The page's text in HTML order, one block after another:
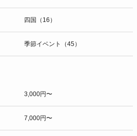
四国（16）
季節イベント（45）
3,000円〜
7,000円〜